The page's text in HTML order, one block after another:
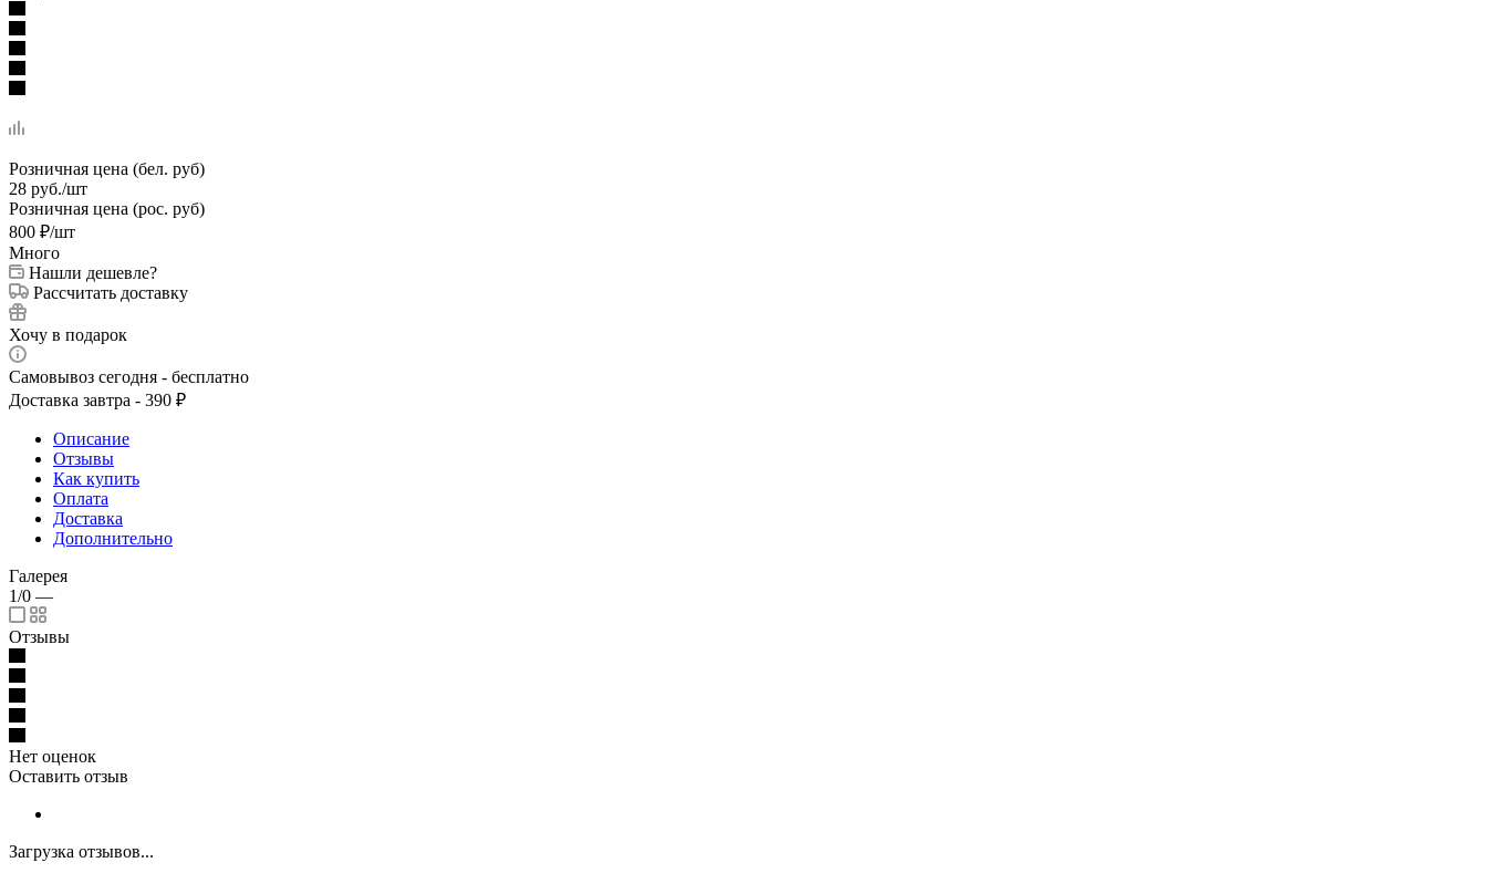
Розничная цена (бел. руб)
28 руб./шт
Розничная цена (рос. руб)
800 ₽/шт
Много
Нашли дешевле?
Рассчитать доставку
Хочу в подарок
Самовывоз сегодня - бесплатно
Доставка завтра - 390 ₽
Описание
Отзывы
Как купить
Оплата
Доставка
Дополнительно
Галерея
1/0 —
Отзывы
Нет оценок
Оставить отзыв
Загрузка отзывов...